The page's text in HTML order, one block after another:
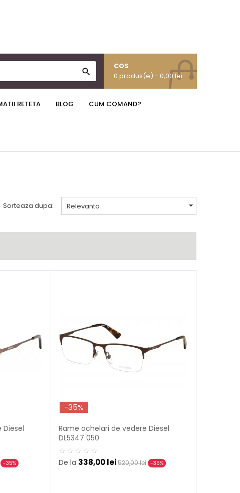

COS
0 produs(e) - 0,00 lei
RETETA BLOG CUM COMAND?
Sorteaza dupa: Relevanta 
Diesel
-35%
-35%
Rame ochelari de vedere Diesel
DL5347 050
De la 338,00 lei520,00 lei -35%